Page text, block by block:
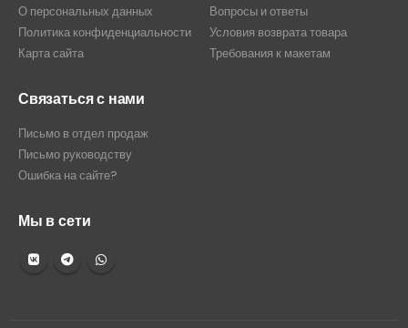
О персональных данных
Политика конфиденциальности
Карта сайта
Вопросы и ответы
Условия возврата товара
Требования к макетам
Связаться с нами
Письмо в отдел продаж
Письмо руководству
Ошибка на сайте?
Мы в сети